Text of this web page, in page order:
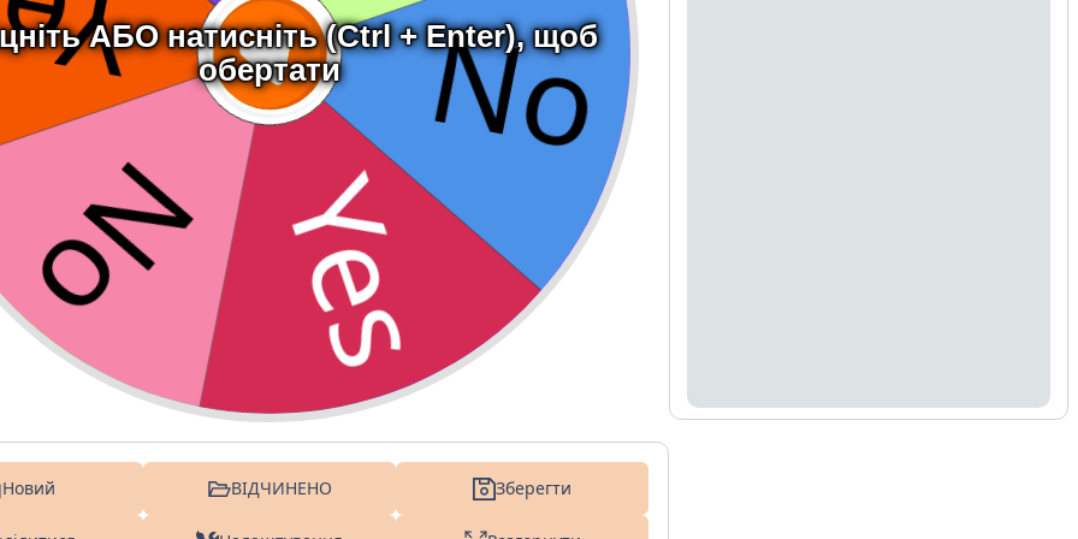
АБО натисніть (Ctrl + Enter), щоб
обертати
Новий ВІДЧИНЕНО Зберегти